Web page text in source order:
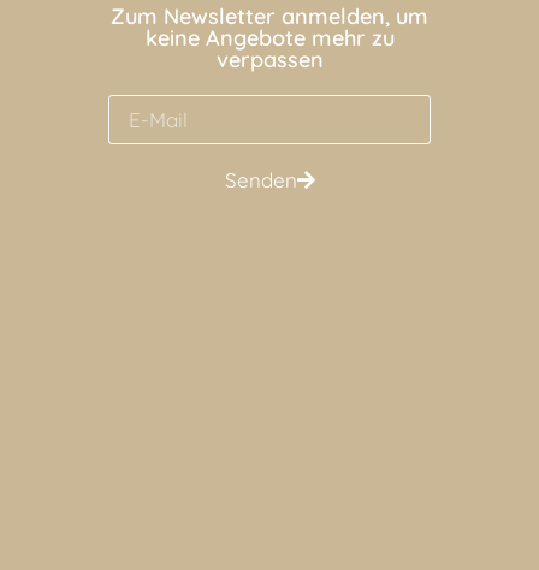
Zum Newsletter anmelden, um
keine Angebote mehr zu
verpassen
Senden